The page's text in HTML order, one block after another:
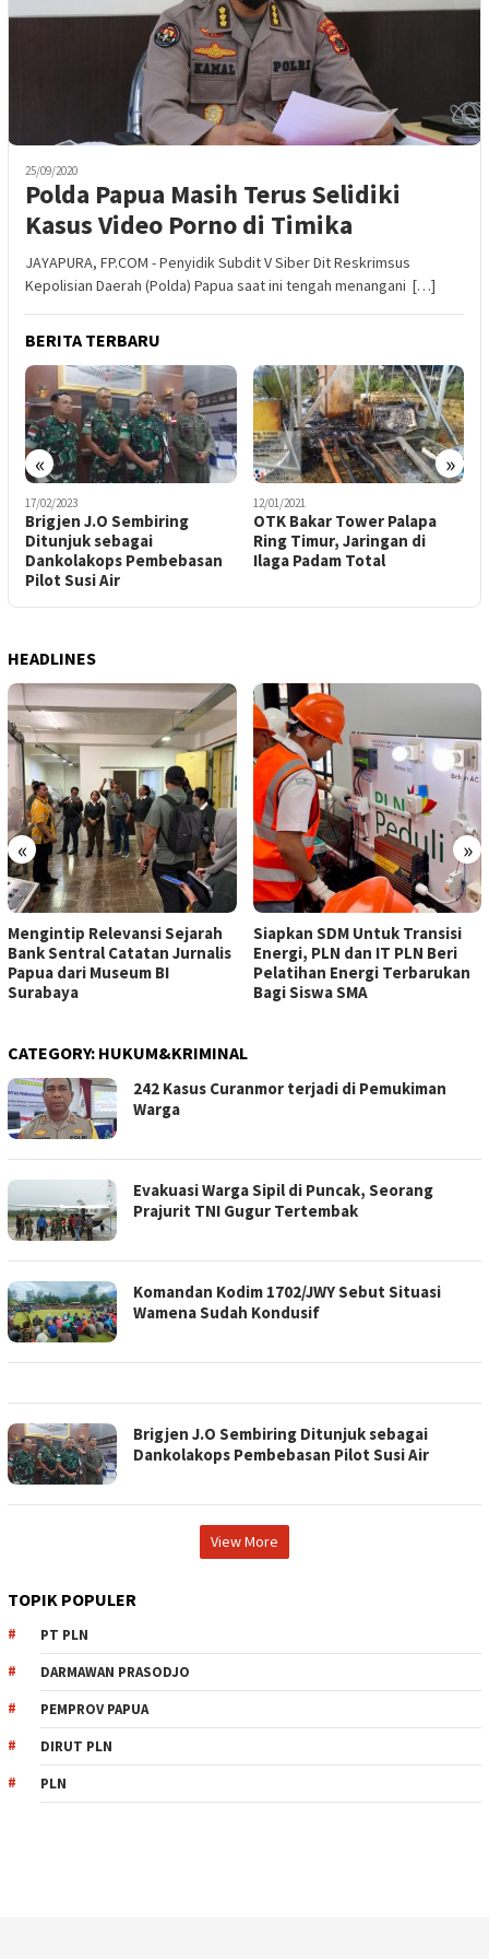
25/09/2020
Polda Papua Masih Terus Selidiki
Kasus Video Porno di Timika
JAYAPURA, FP.COM - Penyidik Subdit V Siber Dit Reskrimsus
Kepolisian Daerah (Polda) Papua saat ini tengah menangani […]
BERITA TERBARU
« »
17/02/2023
Brigjen J.O Sembiring
Ditunjuk sebagai
Dankolakops Pembebasan
Pilot Susi Air
12/01/2021
OTK Bakar Tower Palapa
Ring Timur, Jaringan di
Ilaga Padam Total
HEADLINES
« »
Mengintip Relevansi Sejarah
Bank Sentral Catatan Jurnalis
Papua dari Museum BI
Surabaya
Siapkan SDM Untuk Transisi
Energi, PLN dan IT PLN Beri
Pelatihan Energi Terbarukan
Bagi Siswa SMA
CATEGORY: HUKUM&KRIMINAL
242 Kasus Curanmor terjadi di Pemukiman
Warga
Evakuasi Warga Sipil di Puncak, Seorang
Prajurit TNI Gugur Tertembak
Komandan Kodim 1702/JWY Sebut Situasi
Wamena Sudah Kondusif
Brigjen J.O Sembiring Ditunjuk sebagai
Dankolakops Pembebasan Pilot Susi Air
View More
TOPIK POPULER
PT PLN
DARMAWAN PRASODJO
PEMPROV PAPUA
DIRUT PLN
PLN